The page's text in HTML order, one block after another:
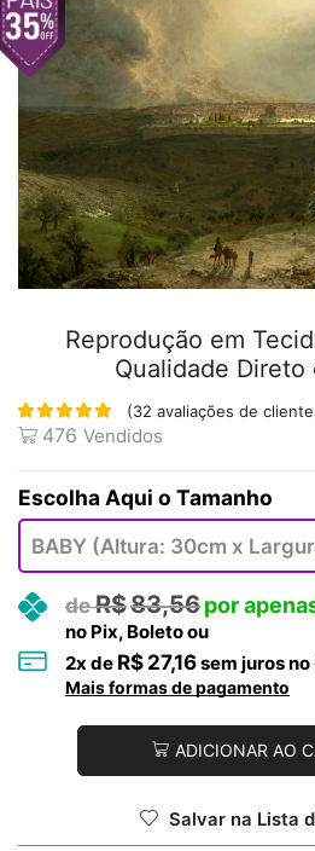
Reprodução em
Qualidade Direto
(32 avaliações de
476 Vendidos
Tamanho
R$83,56
no Pix, Boleto ou
2x de R$ 27,16sem juros
Mais formas de pagamento
ADICIONAR AO
Salvar na Lista